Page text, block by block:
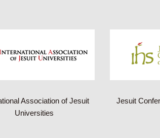
Association of Jesuit
Universities
Jesuit